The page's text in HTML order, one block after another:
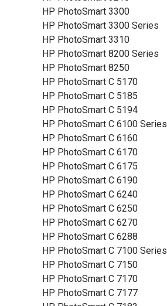
HP PhotoSmart 3300
HP PhotoSmart 3300 Series
HP PhotoSmart 3310
HP PhotoSmart 8200 Series
HP PhotoSmart 8250
HP PhotoSmart C 5170
HP PhotoSmart C 5185
HP PhotoSmart C 5194
HP PhotoSmart C 6100 Series
HP PhotoSmart C 6160
HP PhotoSmart C 6170
HP PhotoSmart C 6175
HP PhotoSmart C 6190
HP PhotoSmart C 6240
HP PhotoSmart C 6250
HP PhotoSmart C 6270
HP PhotoSmart C 6288
HP PhotoSmart C 7100 Series
HP PhotoSmart C 7150
HP PhotoSmart C 7170
HP PhotoSmart C 7177